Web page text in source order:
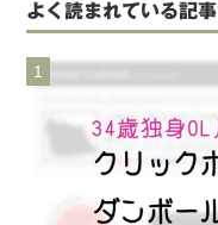
よく読まれている記事